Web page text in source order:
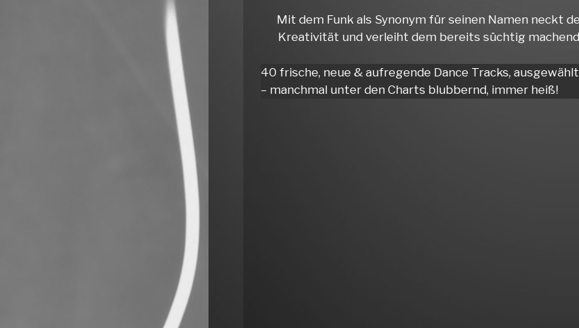
Mit dem Funk als Synonym für seinen Namen neckt
Kreativität und verleiht dem bereits süchtig
40 frische, neue & aufregende Dance Tracks,
– manchmal unter den Charts blubbernd, immer heiß!